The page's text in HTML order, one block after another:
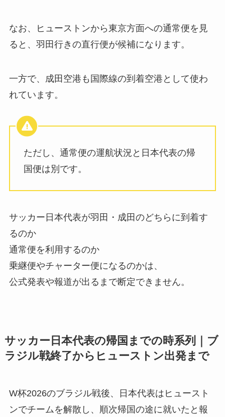
なお、ヒューストンから東京方面への通常便を見
ると、羽田行きの直行便が候補になります。
一方で、成田空港も国際線の到着空港として使わ
れています。
ただし、通常便の運航状況と日本代表の帰
国便は別です。
サッカー日本代表が羽田・成田のどちらに到着す
るのか
通常便を利用するのか
乗継便やチャーター便になるのかは、
公式発表や報道が出るまで断定できません。
サッカー日本代表の帰国までの時系列｜ブ
ラジル戦終了からヒューストン出発まで
W杯2026のブラジル戦後、日本代表はヒュースト
ンでチームを解散し、順次帰国の途に就いたと報